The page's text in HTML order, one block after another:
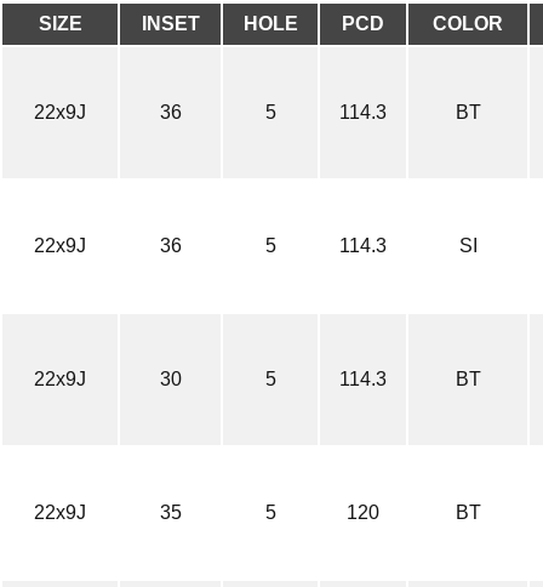
SIZE INSET HOLE PCD COLOR
22x9J 36 5 114.3 BT
22x9J 36 5 114.3 SI
22x9J 30 5 114.3 BT
22x9J 35 5 120 BT